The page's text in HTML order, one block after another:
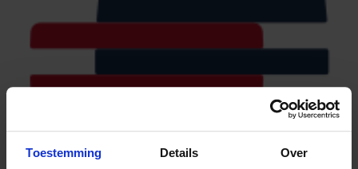
Toestemming Details Over